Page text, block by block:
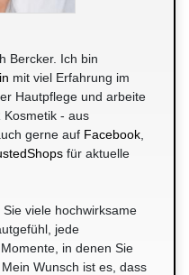
Bercker. Ich bin
mit viel Erfahrung im
Hautpflege und arbeite
Kosmetik - aus
gerne auf Facebook
für aktuelle
viele hochwirksame
jede
in denen Sie
Wunsch ist es, dass